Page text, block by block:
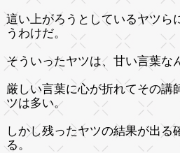
這い上がろうとしているヤツら
うわけだ。
そういったヤツは、甘い言葉な
厳しい言葉に心が折れてその講
ツは多い。
しかし残ったヤツの結果が出る
る。